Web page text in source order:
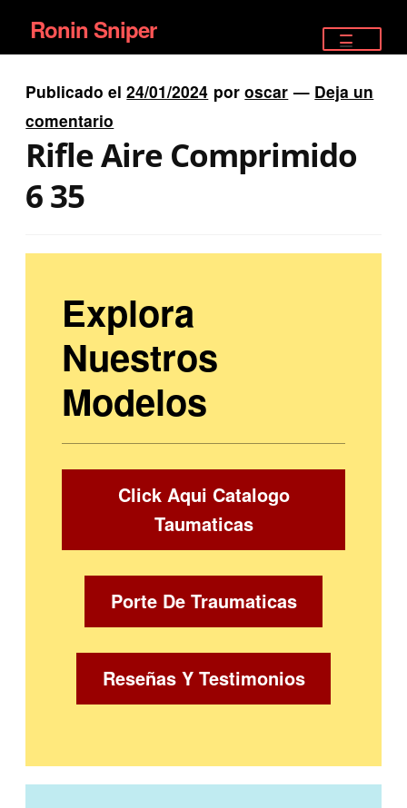
Ir
a
la
navegación
Ir
al
contenido
Ronin Sniper
PISTOLAS
RIFLES DEPORTIVOS
Publicado el24/01/2024 poroscar — Deja un
comentario
Rifle Aire Comprimido
6 35
Explora
Nuestros
Modelos
Click Aqui Catalogo
Taumaticas
Porte De Traumaticas
Reseñas Y Testimonios